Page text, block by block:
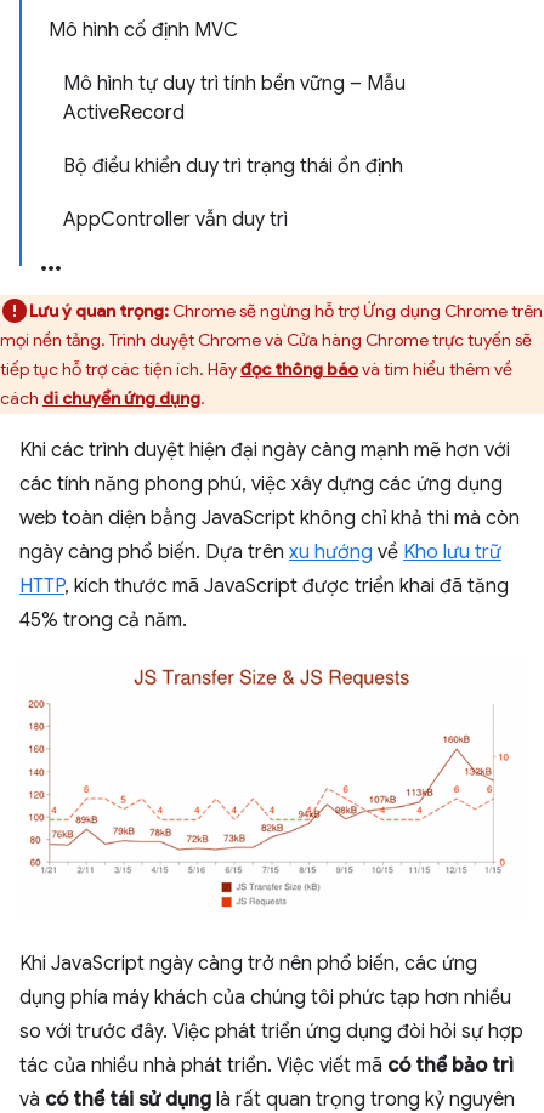
Mô hình cố định MVC
Mô hình tự duy trì tính bền vững – Mẫu
ActiveRecord
Bộ điều khiển duy trì trạng thái ổn định
AppController vẫn duy trì
Lưu ý quan trọng:Chrome sẽ ngừng hỗ trợ Ứng dụng Chrome trên
mọi nền tảng. Trình duyệt Chrome và Cửa hàng Chrome trực tuyến sẽ
tiếp tục hỗ trợ các tiện ích. Hãyđọc thông báovà tìm hiểu thêm về
cách di chuyển ứng dụng.
Khi các trình duyệt hiện đại ngày càng mạnh mẽ hơn với
các tính năng phong phú, việc xây dựng các ứng dụng
web toàn diện bằng JavaScript không chỉ khả thi mà còn
ngày càng phổ biến. Dựa trên xu hướng về Kho lưu trữ
HTTP, kích thước mã JavaScript được triển khai đã tăng
45% trong cả năm.
Khi JavaScript ngày càng trở nên phổ biến, các ứng
dụng phía máy khách của chúng tôi phức tạp hơn nhiều
so với trước đây. Việc phát triển ứng dụng đòi hỏi sự hợp
tác của nhiều nhà phát triển. Việc viết mã có thể bảo trì
và có thể tái sử dụng là rất quan trọng trong kỷ nguyên